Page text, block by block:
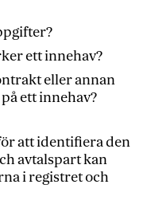
ett innehav?
eller annan
ett innehav?
att identifiera den
avtalspart kan
i registret och